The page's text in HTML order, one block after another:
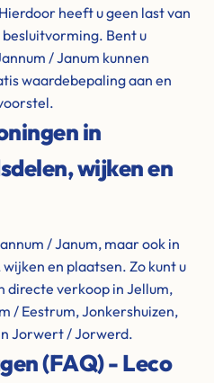
heeft u geen last van
Bent u
/ Janum kunnen
waardebepaling aan en
in
wijken en
/ Janum, maar ook in
en plaatsen. Zo kunt u
directe verkoop in Jellum,
/ Eestrum, Jonkershuizen,
Jorwert / Jorwerd.
(FAQ) - Leco